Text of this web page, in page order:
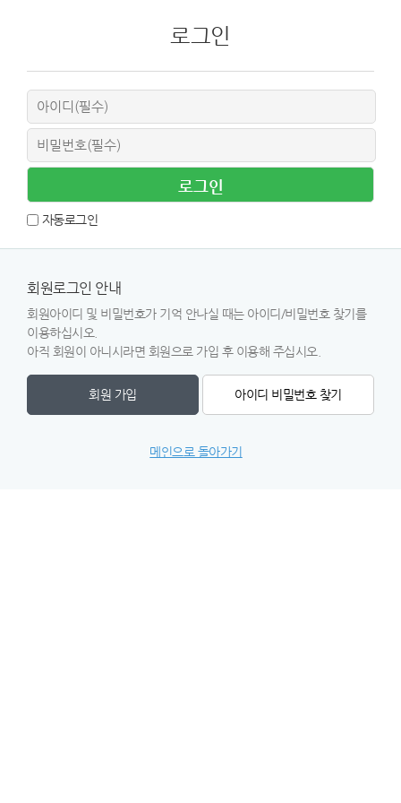
로그인
자동로그인
회원로그인 안내
회원아이디 및 비밀번호가 기억 안나실 때는 아이디/비밀번호 찾기를
이용하십시오.
아직 회원이 아니시라면 회원으로 가입 후 이용해 주십시오.
아이디 비밀번호 찾기
회원 가입
메인으로 돌아가기